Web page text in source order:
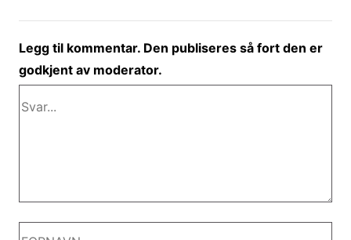
Legg til kommentar. Den publiseres så fort den er
godkjent av moderator.